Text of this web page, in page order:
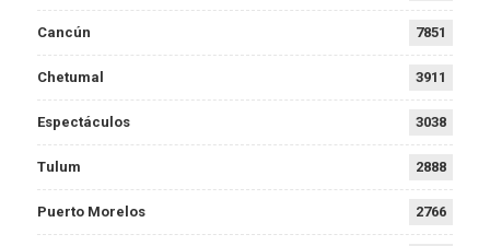
Cancún 7851
Chetumal 3911
Espectáculos 3038
Tulum 2888
Puerto Morelos 2766